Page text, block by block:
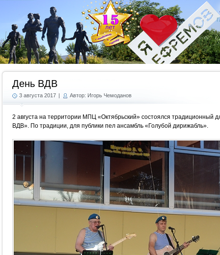
День ВДВ
3 августа 2017 | Автор: Игорь Чемоданов
2 августа на территории МПЦ «Октябрьский» состоялся традиционный
ВДВ». По традиции, для публики пел ансамбль «Голубой дирижабль».